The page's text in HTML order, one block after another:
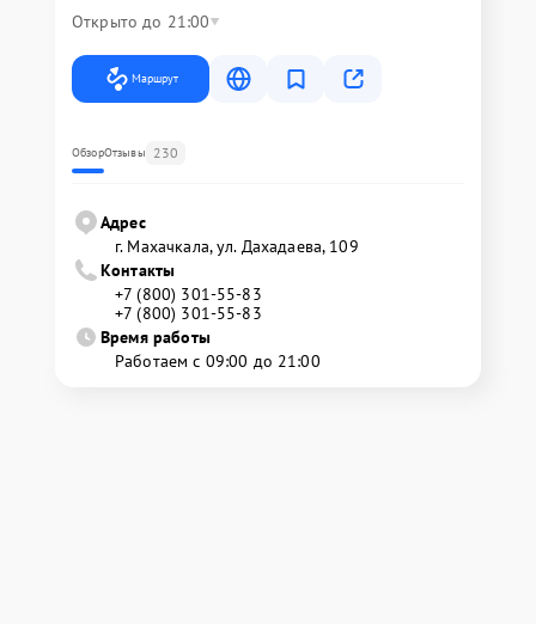
Открыто до 21:00
Маршрут
ОбзорОтзывы 230
Адрес
г. Махачкала, ул. Дахадаева, 109
Контакты
+7 (800) 301-55-83
+7 (800) 301-55-83
Время работы
Работаем с 09:00 до 21:00